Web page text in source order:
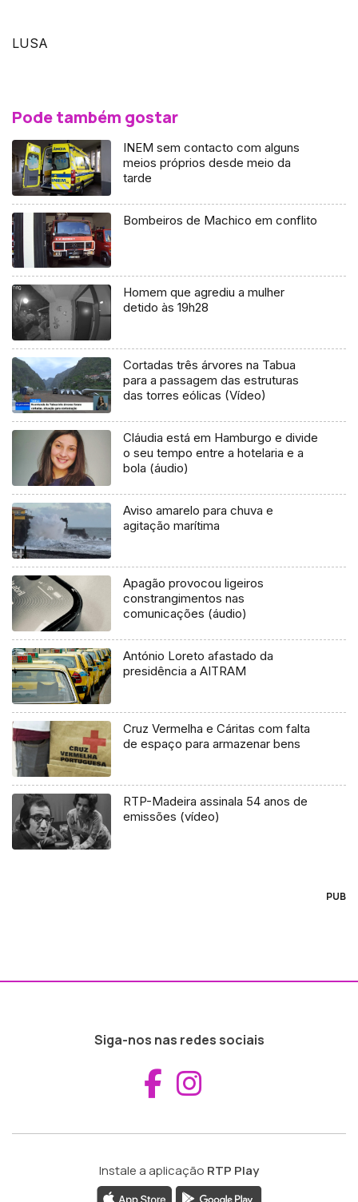
LUSA
Pode também gostar
INEM sem contacto com alguns
meios próprios desde meio da
tarde
Bombeiros de Machico em conflito
Homem que agrediu a mulher
detido às 19h28
Cortadas três árvores na Tabua
para a passagem das estruturas
das torres eólicas (Vídeo)
Cláudia está em Hamburgo e divide
o seu tempo entre a hotelaria e a
bola (áudio)
Aviso amarelo para chuva e
agitação marítima
Apagão provocou ligeiros
constrangimentos nas
comunicações (áudio)
António Loreto afastado da
presidência a AITRAM
Cruz Vermelha e Cáritas com falta
de espaço para armazenar bens
RTP-Madeira assinala 54 anos de
emissões (vídeo)
PUB
Siga-nos nas redes sociais
Aceder ao
Instale a aplicação RTP Play